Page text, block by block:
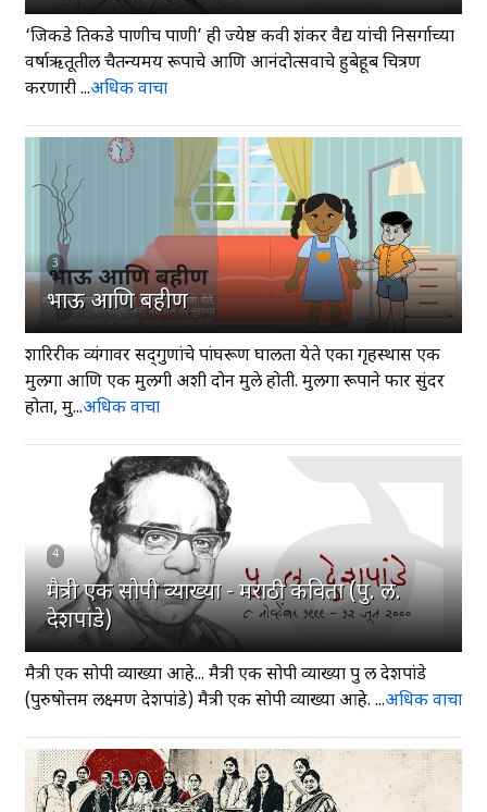
‘जिकडे तिकडे पाणीच पाणी’ ही ज्येष्ठ कवी शंकर वैद्य यांची निसर्गाच्या
वर्षाऋतूतील चैतन्यमय रूपाचे आणि आनंदोत्सवाचे हुबेहूब चित्रण
करणारी ...अधिक वाचा
3
भाऊ आणि बहीण
शारिरीक व्यंगावर सद्‍गुणांचे पांघरूण घालता येते एका गृहस्थास एक
मुलगा आणि एक मुलगी अशी दोन मुले होती. मुलगा रूपाने फार सुंदर
होता, मु...अधिक वाचा
4
मैत्री एक सोपी व्याख्या - मराठी कविता (पु. ल.
देशपांडे)
मैत्री एक सोपी व्याख्या आहे... मैत्री एक सोपी व्याख्या पु ल देशपांडे
(पुरुषोत्तम लक्ष्मण देशपांडे) मैत्री एक सोपी व्याख्या आहे. ...अधिक वाचा